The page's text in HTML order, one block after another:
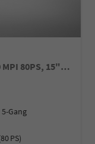
Classic LIEFERUNG KOSTENLOS! 1.0 MPI 80PS, 15" ALU, LED-Scheinwerfer, M-Lederlenkrad, Nebelscheinwerfer, Parksensoren vorn + hinten, Rückfahrkamera, Sitzheizung, Tempomat, Klimaanlage, Infotainment 8"+Wireless SmartLink, Fußmatten, Mittelarmlehne vorne
Gang
PS)